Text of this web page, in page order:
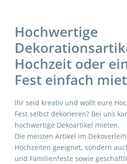
Hochwertige
Hochzeit oder
Fest einfach
Ihr seid kreativ und wollt eure
Fest selbst dekorieren? Bei uns
hochwertige Dekoartikel mieten.
Die meisten Artikel im
Hochzeiten geeignet, sondern
und Familienfeste sowie